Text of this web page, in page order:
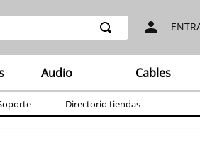
Audio Cables
Directorio tiendas